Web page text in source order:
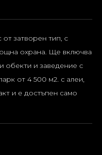
затворен тип, с
охрана. Ще включва
обекти и заведение с
от 4 500 м2. с алеи,
и е достъпен само